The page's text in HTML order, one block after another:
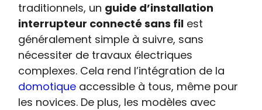
traditionnels, un guide d’installation
interrupteur connecté sans fil est
généralement simple à suivre, sans
nécessiter de travaux électriques
complexes. Cela rend l’intégration de la
domotique accessible à tous, même pour
les novices. De plus, les modèles avec